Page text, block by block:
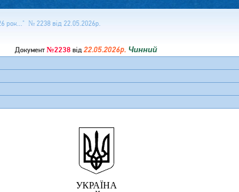
рок..." № 2238 від 22.05.2026р.
Документ №2238 від 22.05.2026р. Чинний
УКРАЇНА